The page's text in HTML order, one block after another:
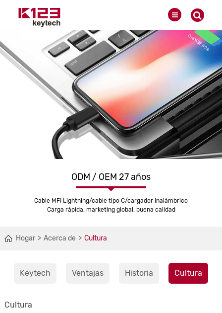
ODM / OEM 27 años
Cable MFI Lightning/cable tipo C/cargador inalámbrico
Carga rápida, marketing global, buena calidad
Hogar Acerca de Cultura
Keytech Ventajas Historia Cultura
Cultura